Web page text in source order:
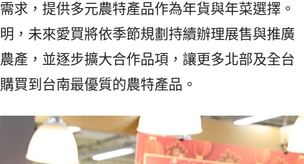
求，提供多元農特產品作為年貨與年菜選擇。
，未來愛買將依季節規劃持續辦理展售與推廣
產，並逐步擴大合作品項，讓更多北部及全台
買到台南最優質的農特產品。